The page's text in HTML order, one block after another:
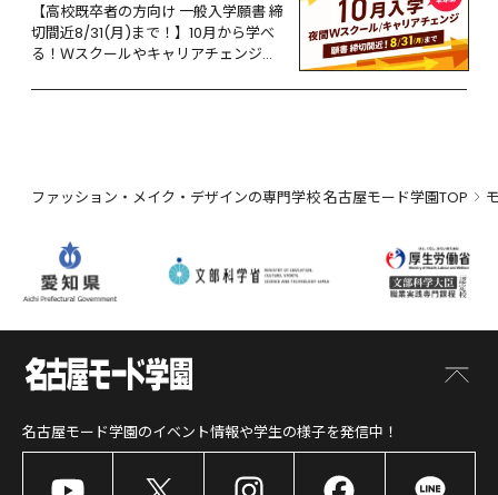
【高校既卒者の方向け 一般入学願書 締
切間近8/31(月)まで！】10月から学べ
る！Ｗスクールやキャリアチェンジな
ファッション・メイク・デザインの専門学校 名古屋モード学園TOP
名古屋モード学園のイベント情報や学生の様子を発信中！